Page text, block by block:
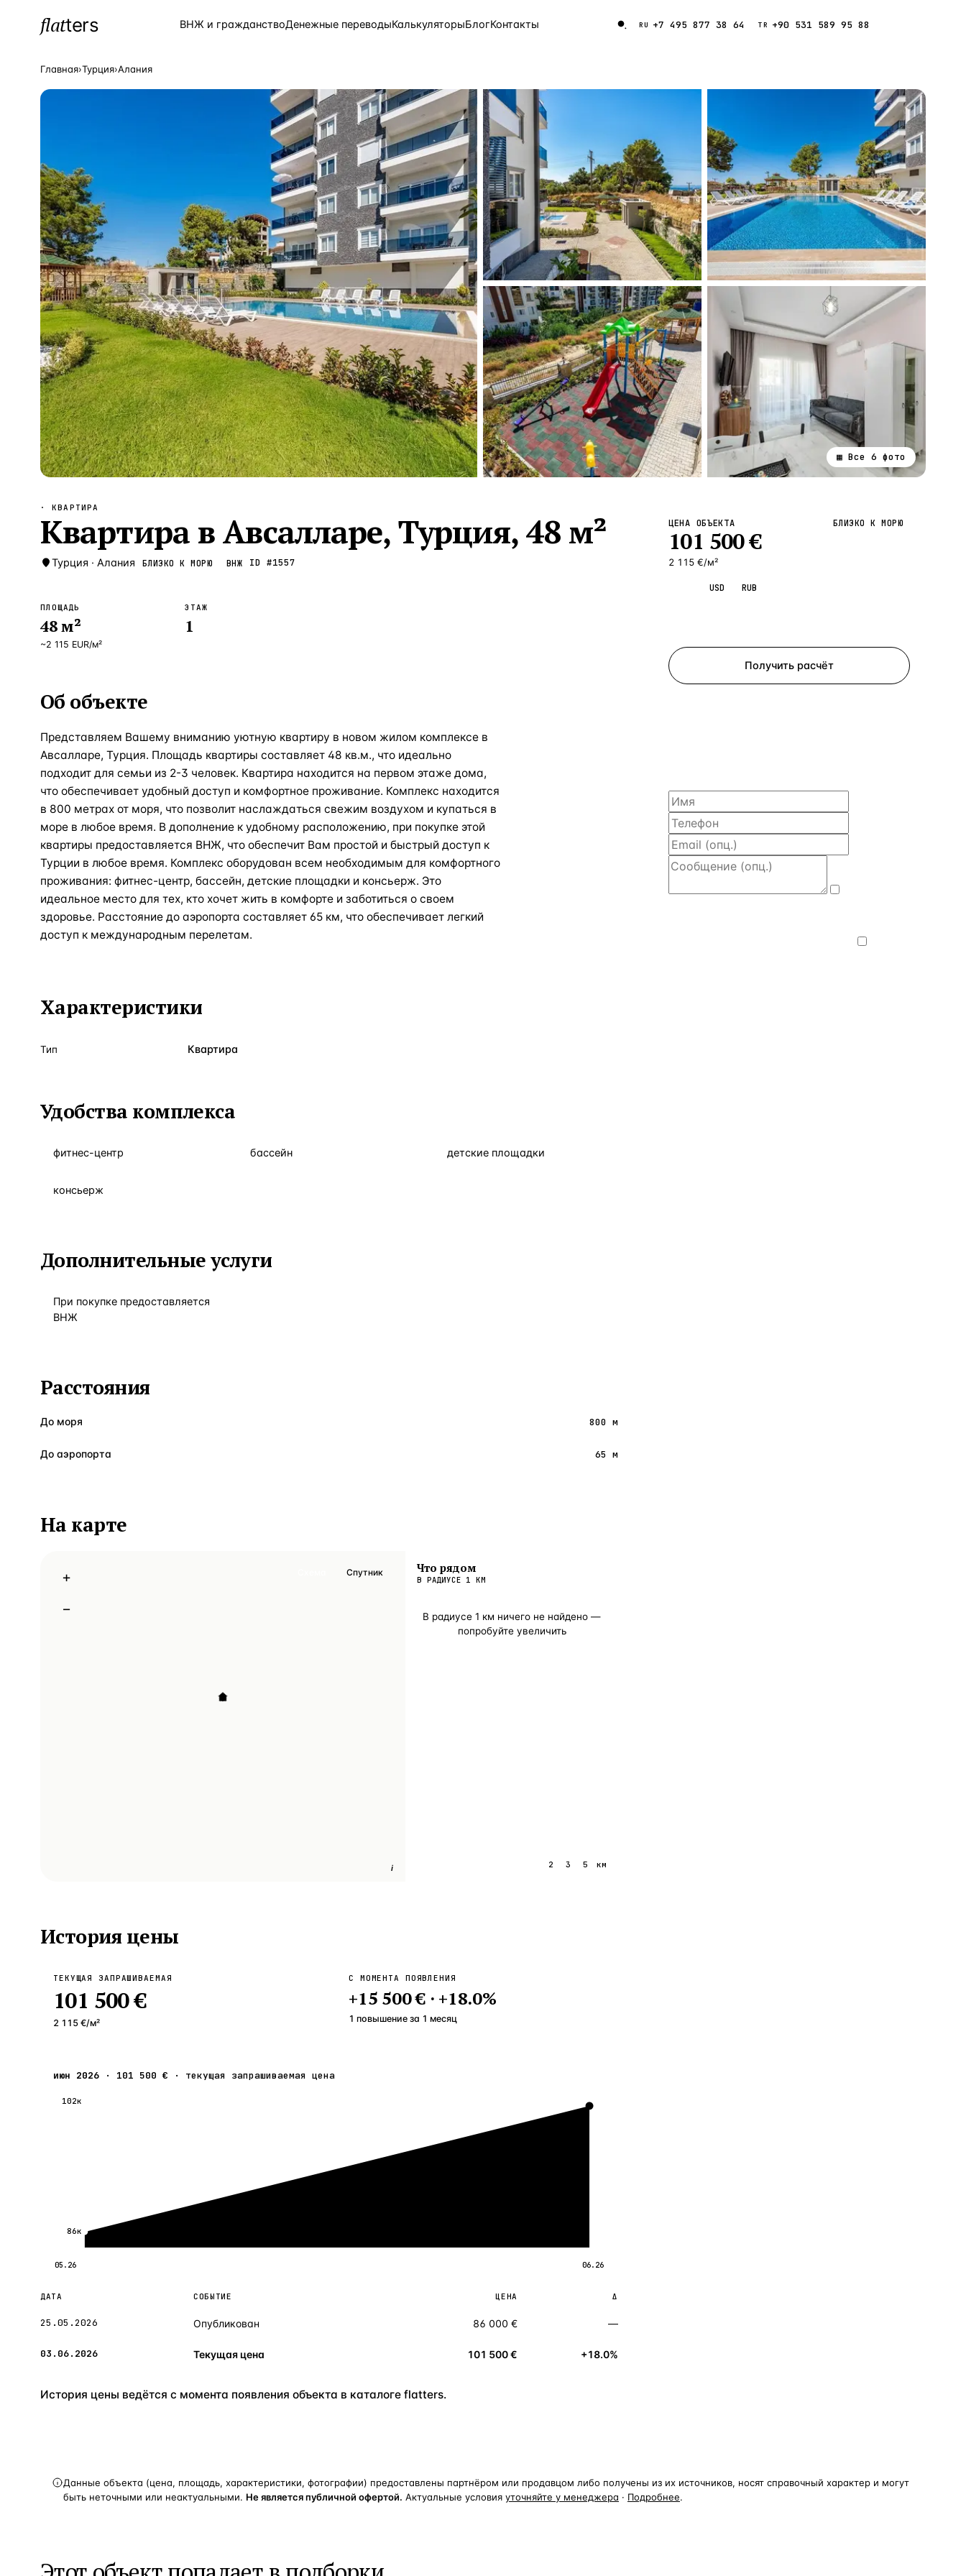
flatters ВНЖ и гражданствоДенежные переводыКалькуляторыБлогКонтакты RU +7 495 877 38 64 TR +90 531 589 95 88
9 143 объекта
Россия — 8 554 объекта
Испания — 5 430 объектов
Кипр —Страна 3 906 объектов
Таиланд — Страна 2 948 объектов
Греция —Страна 2 797 объектов
Сочи —Локация Россия · 3 920
Алания —Локация Турция · 2 556
Бангкок —Локация Таиланд · 2 172
Новороссийск —Локация Россия · 2 106
Стамбул —Локация Турция · 2 092
Анталия —Локация Турция · 1 810
ЧАСТО ИЩУТ
Турция
Таиланд
Греция
Главная›Турция›Алания
▦ Все 6 фото
· КВАРТИРА
Квартира в Авсалларе, Турция, 48 м²
Турция · Алания БЛИЗКО К МОРЮ ВНЖ ID #1557
ПЛОЩАДЬ
48м²
~2 115 EUR/м²
ЭТАЖ
1
Об объекте
Представляем Вашему вниманию уютную квартиру в новом жилом комплексе в
Авсалларе, Турция. Площадь квартиры составляет 48 кв.м., что идеально
подходит для семьи из 2-3 человек. Квартира находится на первом этаже дома,
что обеспечивает удобный доступ и комфортное проживание. Комплекс находится
в 800 метрах от моря, что позволит наслаждаться свежим воздухом и купаться в
море в любое время. В дополнение к удобному расположению, при покупке этой
квартиры предоставляется ВНЖ, что обеспечит Вам простой и быстрый доступ к
Турции в любое время. Комплекс оборудован всем необходимым для комфортного
проживания: фитнес-центр, бассейн, детские площадки и консьерж. Это
идеальное место для тех, кто хочет жить в комфорте и заботиться о своем
здоровье. Расстояние до аэропорта составляет 65 км, что обеспечивает легкий
доступ к международным перелетам.
Характеристики
Тип Квартира
Удобства комплекса
фитнес-центр бассейн детские площадки
консьерж
Дополнительные услуги
При покупке предоставляется
ВНЖ
Расстояния
До моря 800 м
До аэропорта 65 м
На карте
i
+
−
Спутник Что рядом
В РАДИУСЕ 1 КМ
В радиусе 1 км ничего не найдено —
попробуйте увеличить
2 3 5 км
История цены
ТЕКУЩАЯ ЗАПРАШИВАЕМАЯ
101 500 €
2 115 €/м²
С МОМЕНТА ПОЯВЛЕНИЯ
+15 500 €· +18.0%
1 повышение за 1 месяц
июн 2026 · 101 500 € · текущая запрашиваемая цена
102к
86к
05.26 06.26
ДАТА СОБЫТИЕ ЦЕНА Δ
25.05.2026 Опубликован 86 000 € —
03.06.2026 Текущая цена 101 500 € +18.0%
История цены ведётся с момента появления объекта в каталоге flatters.
ЦЕНА ОБЪЕКТА
101 500€
2 115 €/м²
БЛИЗКО К МОРЮ
USD RUB
Получить расчёт
Данные объекта (цена, площадь, характеристики, фотографии) предоставлены партнёром или продавцом либо получены из их источников, носят справочный характер и могут
быть неточными или неактуальными. Не является публичной офертой. Актуальные условия уточняйте у менеджера · Подробнее.